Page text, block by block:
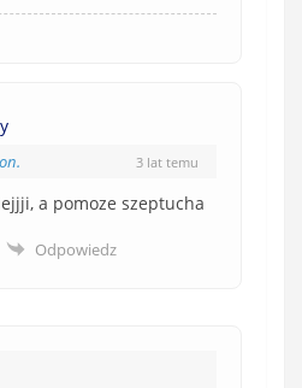
3 lat temu
a pomoze szeptucha
Odpowiedz